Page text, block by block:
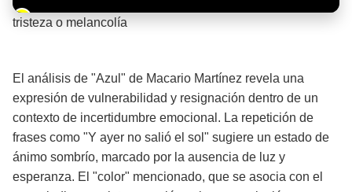
Barra de progreso de la reproducción
tristeza o melancolía
El análisis de "Azul" de Macario Martínez revela una
expresión de vulnerabilidad y resignación dentro de un
contexto de incertidumbre emocional. La repetición de
frases como "Y ayer no salió el sol" sugiere un estado de
ánimo sombrío, marcado por la ausencia de luz y
esperanza. El "color" mencionado, que se asocia con el